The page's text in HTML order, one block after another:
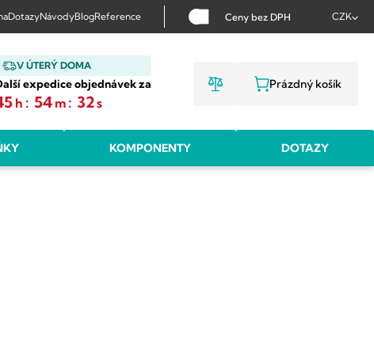
DotazyNávodyBlogReference Ceny bez DPH CZK
V ÚTERÝ DOMA
expedice objednávek za
h : 54 m : 31 s
NÁKUPNÍ
Prázdný košík
KOMPONENTY DOTAZY